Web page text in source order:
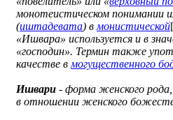
монотеистическом понимании
(иштадевата) в монистической
«Ишвара» используется и в
«господин». Термин также
качестве в могущественного
Ишвари - форма женского
в отношении женского